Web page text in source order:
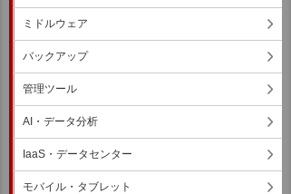
ミドルウェア
バックアップ
管理ツール
AI・データ分析
IaaS・データセンター
モバイル・タブレット